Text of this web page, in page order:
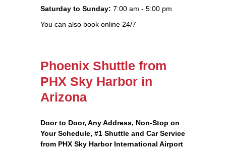
Saturday to Sunday: 7:00 am - 5:00 pm
You can also book online 24/7
Phoenix Shuttle from
PHX Sky Harbor in
Arizona
Door to Door, Any Address, Non-Stop on
Your Schedule, #1 Shuttle and Car Service
from PHX Sky Harbor International Airport